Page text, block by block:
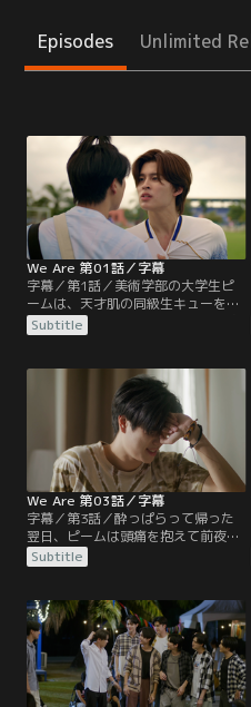
Episodes Unlimited
We Are 第01話／字幕
字幕／第1話／美術学部の大学生ピ
ームは、天才肌の同級生キューを初
めとする仲間たちと共に、課題に追
われながらも、充実した毎日を送っ
ームと争いになり、課題の絵を汚さ
れた挙句、誤ってプームを負傷させ
てしまう。キューはメンターとして
後輩のトゥーイの面倒を見ることに
なるが、教え方は手厳しい。
Subtitle
We Are 第03話／字幕
字幕／第3話／酔っぱらって帰った
翌日、ピームは頭痛を抱えて前夜の
記憶がなく、プームとの間に何が起
きたのかが気になっている。放課
し、荷物持ちとして買い物に付き合
わせる。用事があるので待っている
ように言われたピームだが、待てど
暮らせど、プームは戻らない。大学
ではキューが遅くまで作業をしなが
ら残っているトゥーイを見かける。
Subtitle